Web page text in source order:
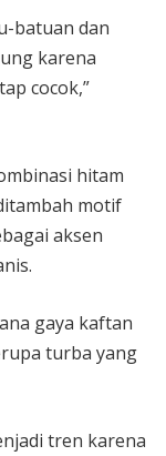
batuan dan
karena
cocok,”
hitam
motif
aksen
gaya kaftan
turba yang
tren karena